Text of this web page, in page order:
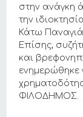
στην ανάγκη
την
Κάτω
Επίσης,
και
ενημερώθηκε
ΦΙΛΟΔΗΜΟΣ.